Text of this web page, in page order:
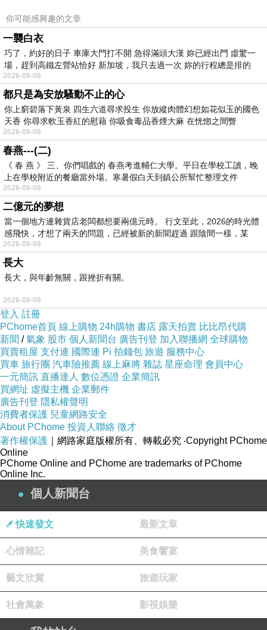
你可能感興趣的文章
一襲白衣
巧了，約好的日子 車庫大門打不開 急得滿頭大漢 妳已經出門 虛驚一
場，趕到高鐵左營站恰好 新加坡，我只去過一次 妳的行程總是排的
2026-08-08
都只是為安放騷動不止的心
你上窮碧落下黃泉 四生六道尋求投生 你放縱肉體幻想如花似玉的國色
天香 你尋求軟玉香紅的慰藉 你吸食毒品香煙大麻 在恍惚之間瞥
2026-08-08
春燕---(二)
《 春 燕 》 三、你們唱戲的 春燕考進輔仁大學。平日在學校工讀，晚
上在學校附近的餐廳當外場。寒暑假白天到鎮公所幫忙整理文件
2026-08-08
二億元的夢想
當一個地方連雜貨店老闆都想要兩億元時。 行文至此，2026的時光體
感飛快，才想了兩天的問題，已經被新的新聞趕過 跟陰間一樣，某
2026-08-08
長大
長大，與年齡無關，跟挫折有關。
2026-08-08
登入 註冊
PChome首頁 線上購物 24h購物 書店 露天拍賣 比比昂代購
新聞 /氣象 股市 個人新聞台 廣告刊登 加入聯播網 全球購物
買賣租屋 支付連 國際連 Pi 拍錢包 旅遊 服務中心
買車 旅行團 汽車險推薦 線上麻將 雜誌 星座命理 會員中心
一元簡訊 直播達人 數位憑證 企業簡訊
買網址 虛擬主機 企業郵件
廣告刊登 隱私權聲明
消費者保護 兒童網路安全
About PChome 投資人聯絡 徵才
著作權保護 ｜網路家庭版權所有、轉載必究 ‧Copyright PChome
Online
PChome Online and PChome are trademarks of PChome
Online Inc.
個人新聞台
快速發文 最新文章
心情雜記 美食饗宴
藝文欣賞 旅遊玩家
社會萬象 影視娛樂